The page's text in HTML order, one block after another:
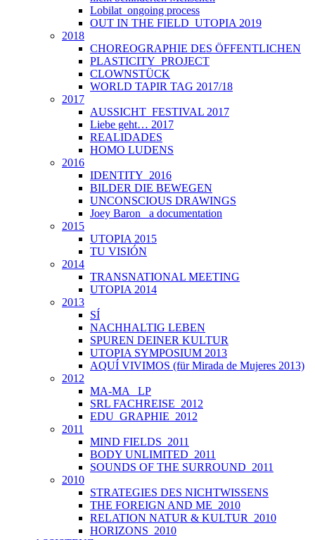
Lobilat_ongoing process
OUT IN THE FIELD_UTOPIA 2019
2018
CHOREOGRAPHIE DES ÖFFENTLICHEN
PLASTICITY_PROJECT
CLOWNSTÜCK
WORLD TAPIR TAG 2017/18
2017
AUSSICHT_FESTIVAL 2017
Liebe geht… 2017
REALIDADES
HOMO LUDENS
2016
IDENTITY_2016
BILDER DIE BEWEGEN
UNCONSCIOUS DRAWINGS
Joey Baron_ a documentation
2015
UTOPIA 2015
TU VISIÓN
2014
TRANSNATIONAL MEETING
UTOPIA 2014
2013
SÍ
NACHHALTIG LEBEN
SPUREN DEINER KULTUR
UTOPIA SYMPOSIUM 2013
AQUÍ VIVIMOS (für Mirada de Mujeres 2013)
2012
MA-MA _LP
SRL FACHREISE_2012
EDU_GRAPHIE_2012
2011
MIND FIELDS_2011
BODY UNLIMITED_2011
SOUNDS OF THE SURROUND_2011
2010
STRATEGIES DES NICHTWISSENS
THE FOREIGN AND ME_2010
RELATION NATUR & KULTUR_2010
HORIZONS_2010